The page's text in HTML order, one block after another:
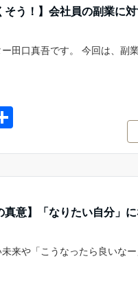
そう！】会社員の副業に
田口真吾です。 今回は、副
共
真意】「なりたい自分」
来や「こうなったら良いなー